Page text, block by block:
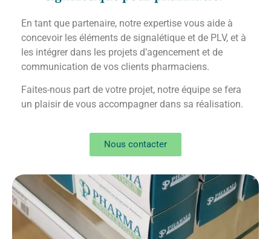
En tant que partenaire, notre expertise vous aide à
concevoir les éléments de signalétique et de PLV, et à
les intégrer dans les projets d’agencement et de
communication de vos clients pharmaciens.
Faites-nous part de votre projet, notre équipe se fera
un plaisir de vous accompagner dans sa réalisation.
Nous contacter